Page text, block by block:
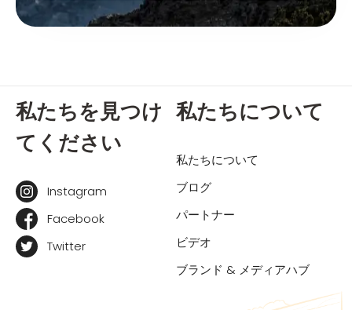
私たちを見つけ
てください
Instagram
Facebook
Twitter
私たちについて
私たちについて
ブログ
パートナー
ビデオ
ブランド & メディアハブ